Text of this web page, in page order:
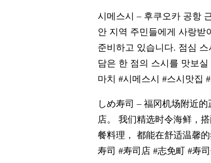
시메스시 – 후쿠오카 공항
안 지역 주민들에게 사랑받
준비하고 있습니다. 점심
담은 한 점의 스시를 맛보
마치 #시메스시 #스시맛집
しめ寿司 – 福冈机场附近
店。 我们精选时令海鲜，
餐料理， 都能在舒适温馨
寿司 #寿司店 #志免町 #寿